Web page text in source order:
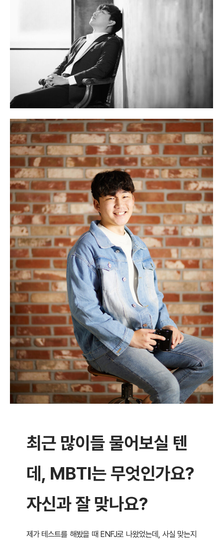
최근 많이들 물어보실 텐
데, MBTI는 무엇인가요?
자신과 잘 맞나요?
제가 테스트를 해봤을 때 ENFJ로 나왔었는데, 사실 맞는지